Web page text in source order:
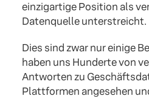
einzigartige Position als
Datenquelle unterstreicht.
Dies sind zwar nur einige
haben uns Hunderte von
Antworten zu
Plattformen angesehen